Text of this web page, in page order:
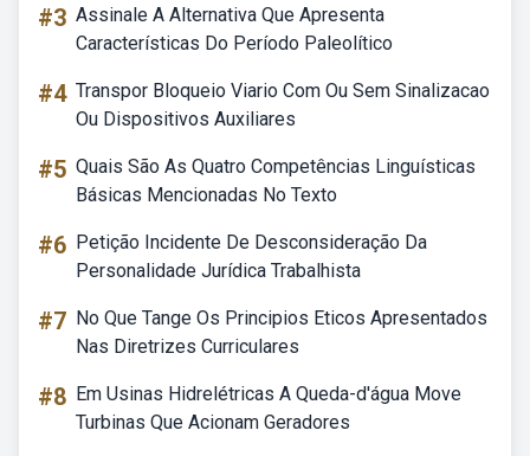
#3 Assinale A Alternativa Que Apresenta
Características Do Período Paleolítico
#4 Transpor Bloqueio Viario Com Ou Sem Sinalizacao
Ou Dispositivos Auxiliares
#5 Quais São As Quatro Competências Linguísticas
Básicas Mencionadas No Texto
#6 Petição Incidente De Desconsideração Da
Personalidade Jurídica Trabalhista
#7 No Que Tange Os Principios Eticos Apresentados
Nas Diretrizes Curriculares
#8 Em Usinas Hidrelétricas A Queda-d'água Move
Turbinas Que Acionam Geradores